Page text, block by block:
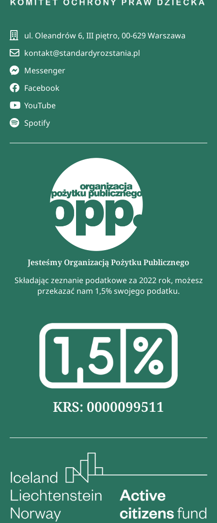
ul. Oleandrów 6, III piętro, 00-629 Warszawa
kontakt@standardyrozstania.pl
Messenger
Facebook
YouTube
Spotify
Jesteśmy Organizacją Pożytku Publicznego
Składając zeznanie podatkowe za 2022 rok, możesz
przekazać nam 1,5% swojego podatku.
KRS: 0000099511